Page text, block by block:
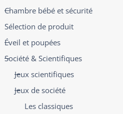
Chambre bébé et sécurité
Sélection de produit
Éveil et poupées
Société & Scientifiques
Jeux scientifiques
Jeux de société
Les classiques